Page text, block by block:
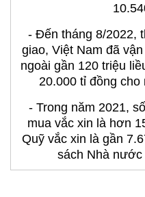
- Đến tháng 8/2022,
giao, Việt Nam đã
ngoài gần 120 triệu
20.000 tỉ đồng
- Trong năm 2021,
mua vắc xin là hơn
Quỹ vắc xin là gần
sách Nhà